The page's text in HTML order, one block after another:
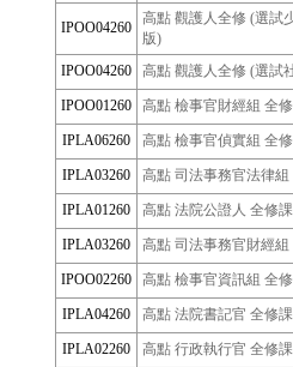
IPOO04260
高點 觀護人全修 (選試
版)
IPOO04260
高點 觀護人全修 (選試
IPOO01260 高點 檢事官財經組 全
IPLA06260 高點 檢事官偵實組 全
IPLA03260 高點 司法事務官法律
IPLA01260 高點 法院公證人 全修
IPLA03260 高點 司法事務官財經
IPOO02260 高點 檢事官資訊組 全
IPLA04260 高點 法院書記官 全修
IPLA02260 高點 行政執行官 全修